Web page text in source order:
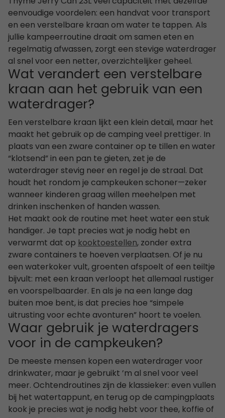
eenvoudige voordelen: een handvat voor transport
en een verstelbare kraan om water te tappen. Als
jullie kampeerroutine draait om samen eten en
regelmatig afwassen, zorgt een stevige waterdrager
al snel voor een netter, overzichtelijker geheel.
Wat verandert een verstelbare
kraan aan het gebruik van een
waterdrager?
Een verstelbare kraan lijkt een klein detail, maar het
maakt het gebruik op de camping veel prettiger. In
plaats van een zware container op te tillen en water
“klotsend” in een pan te gieten, zet je de
waterdrager stevig neer en regel je de straal. Dat
houdt het rondom je campkeuken schoner—zeker
wanneer kinderen graag willen meehelpen met
drinken inschenken of handen wassen.
Het maakt ook de routine met heet water een stuk
handiger. Je tapt precies wat je nodig hebt en
verwarmt dat opkooktoestellen, zonder extra
zware containers te hoeven verplaatsen. Of je nu
een waterkoker vult, groenten afspoelt of een teiltje
bijvult: met een kraan verloopt het allemaal rustiger
en voorspelbaarder. En als je na een lange dag
buiten moe bent, is dat precies hoe “simpele
uitrusting voor echte avonturen” hoort te voelen.
Waar gebruik je waterdragers
voor in de campkeuken?
De meeste mensen kopen een waterdrager voor
drinkwater, maar je gebruikt ’m al snel voor veel
meer. Ochtendroutines zijn de klassieker: even vullen
bij het watertappunt, en terug op de campingplaats
kook je precies wat je nodig hebt voor thee, koffie of